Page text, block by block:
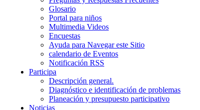
Glosario
Portal para niños
Multimedia Videos
Encuestas
Ayuda para Navegar este Sitio
calendario de Eventos
Notificación RSS
Participa
Descripción general.
Diagnóstico e identificación de problemas
Planeación y presupuesto participativo
Noticias